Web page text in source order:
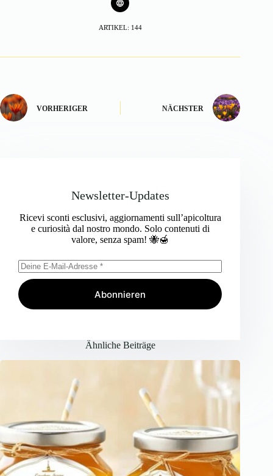
ARTIKEL: 144
VORHERIGER NÄCHSTER
Newsletter-Updates
Ricevi sconti esclusivi, aggiornamenti sull’apicoltura
e curiosità dal nostro mondo. Solo contenuti di
valore, senza spam! 🐝🍯
Abonnieren
Ähnliche Beiträge